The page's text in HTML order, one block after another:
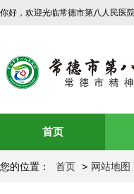
你好，欢迎光临常德市第八人民医
首页
您的位置： 首页 > 网站地图